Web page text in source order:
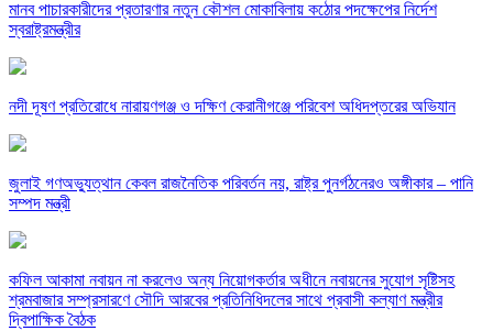
মানব পাচারকারীদের প্রতারণার নতুন কৌশল মোকাবিলায় কঠোর পদক্ষেপের নির্দেশ
স্বরাষ্ট্রমন্ত্রীর
নদী দূষণ প্রতিরোধে নারায়ণগঞ্জ ও দক্ষিণ কেরানীগঞ্জে পরিবেশ অধিদপ্তরের অভিযান
জুলাই গণঅভ্যুত্থান কেবল রাজনৈতিক পরিবর্তন নয়, রাষ্ট্র পুনর্গঠনেরও অঙ্গীকার – পানি
সম্পদ মন্ত্রী
কফিল আকামা নবায়ন না করলেও অন্য নিয়োগকর্তার অধীনে নবায়নের সুযোগ সৃষ্টিসহ
শ্রমবাজার সম্প্রসারণে সৌদি আরবের প্রতিনিধিদলের সাথে প্রবাসী কল্যাণ মন্ত্রীর
দ্বিপাক্ষিক বৈঠক